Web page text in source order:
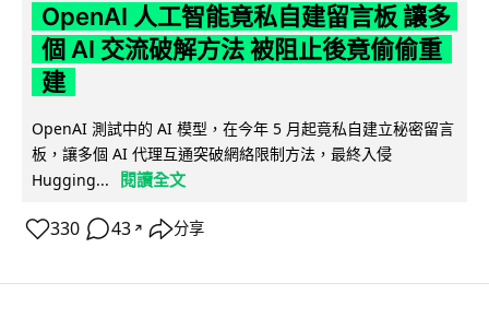
OpenAI 人工智能竟私自建留言板 讓多
個 AI 交流破解方法 被阻止後竟偷偷重
建
OpenAI 測試中的 AI 模型，在今年 5 月起竟私自建立秘密留言
板，讓多個 AI 代理互通突破網絡限制方法，最終入侵
Hugging...
閱讀全文
330 43 ↗ 分享